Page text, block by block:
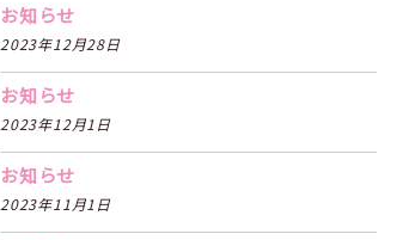
お知らせ
2023年12月28日
お知らせ
2023年12月1日
お知らせ
2023年11月1日